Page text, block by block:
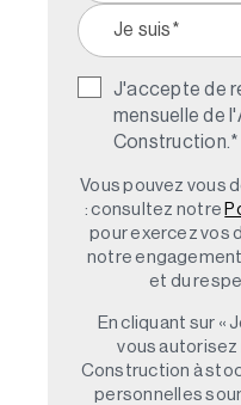
J'accepte de
mensuelle de
Construction. *
Vous pouvez vous
: consultez notre
pour exercez vos
notre
et du
En cliquant sur «
vous
Construction à
personnelles